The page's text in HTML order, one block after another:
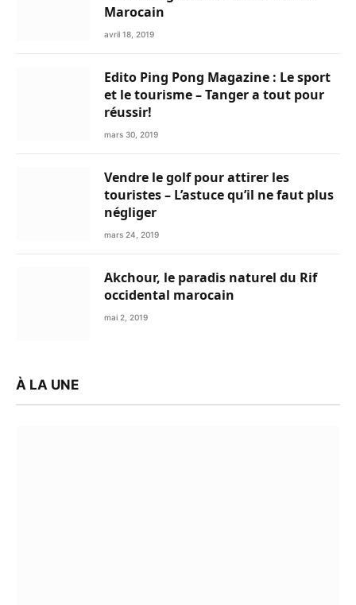
Marocain
avril 18, 2019
Edito Ping Pong Magazine : Le sport
et le tourisme – Tanger a tout pour
réussir!
mars 30, 2019
Vendre le golf pour attirer les
touristes – L’astuce qu’il ne faut plus
négliger
mars 24, 2019
Akchour, le paradis naturel du Rif
occidental marocain
mai 2, 2019
À LA UNE